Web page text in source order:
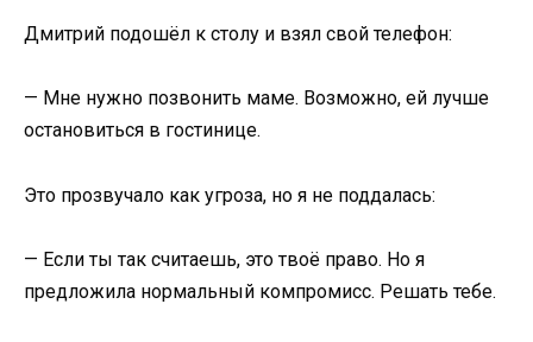
Дмитрий подошёл к столу и взял свой телефон:
— Мне нужно позвонить маме. Возможно, ей лучше
остановиться в гостинице.
Это прозвучало как угроза, но я не поддалась:
— Если ты так считаешь, это твоё право. Но я
предложила нормальный компромисс. Решать тебе.